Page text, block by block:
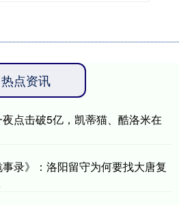
热点资讯
点击破5亿，凯蒂猫、酷洛米在
录》：洛阳留守为何要找大唐复